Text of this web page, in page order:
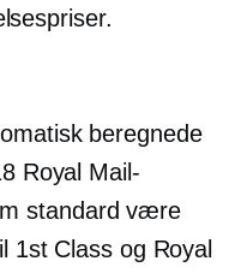
beregnede
Royal Mail-
standard være
1st Class og Royal